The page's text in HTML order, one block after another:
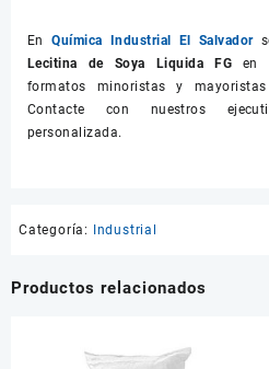
EnQuímica Industrial El Salvador
Lecitina de Soya Liquida FGen
formatos minoristas y
Contacte con nuestros
personalizada.
Categoría: Industrial
Productos relacionados